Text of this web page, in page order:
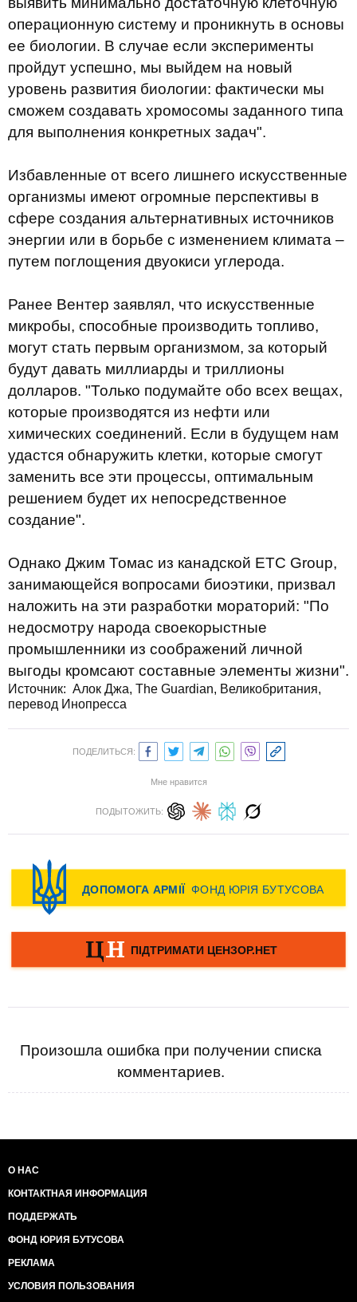
операционную систему и проникнуть в основы
ее биологии. В случае если эксперименты
пройдут успешно, мы выйдем на новый
уровень развития биологии: фактически мы
сможем создавать хромосомы заданного типа
для выполнения конкретных задач".
Избавленные от всего лишнего искусственные
организмы имеют огромные перспективы в
сфере создания альтернативных источников
энергии или в борьбе с изменением климата –
путем поглощения двуокиси углерода.
Ранее Вентер заявлял, что искусственные
микробы, способные производить топливо,
могут стать первым организмом, за который
будут давать миллиарды и триллионы
долларов. "Только подумайте обо всех вещах,
которые производятся из нефти или
химических соединений. Если в будущем нам
удастся обнаружить клетки, которые смогут
заменить все эти процессы, оптимальным
решением будет их непосредственное
создание".
Однако Джим Томас из канадской ETC Group,
занимающейся вопросами биоэтики, призвал
наложить на эти разработки мораторий: "По
недосмотру народа своекорыстные
промышленники из соображений личной
выгоды кромсают составные элементы жизни".
Источник: Алок Джа, The Guardian, Великобритания,
перевод Инопресса
ПОДЕЛИТЬСЯ:
Мне нравится
ПОДЫТОЖИТЬ:
Произошла ошибка при получении списка
комментариев.
О НАС
КОНТАКТНАЯ ИНФОРМАЦИЯ
ПОДДЕРЖАТЬ
ФОНД ЮРИЯ БУТУСОВА
РЕКЛАМА
УСЛОВИЯ ПОЛЬЗОВАНИЯ